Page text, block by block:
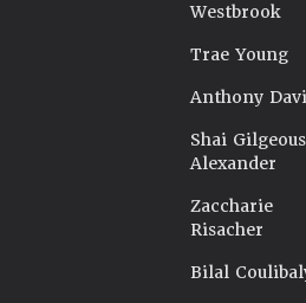
Westbrook
Trae Young
Anthony
Shai
Alexander
Zaccharie
Risacher
Bilal